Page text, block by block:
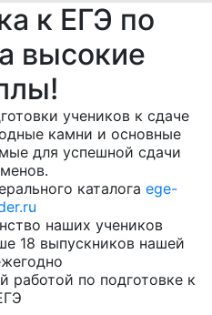
к ЕГЭ по
высокие
учеников к сдаче
камни и основные
для успешной сдачи
каталога ege-
наших учеников
18 выпускников нашей
работой по подготовке к